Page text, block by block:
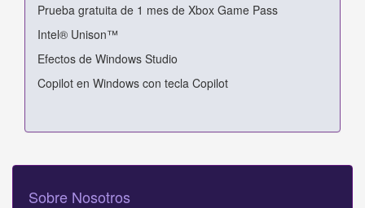
Prueba gratuita de 1 mes de Xbox Game Pass
Intel® Unison™
Efectos de Windows Studio
Copilot en Windows con tecla Copilot
Sobre Nosotros